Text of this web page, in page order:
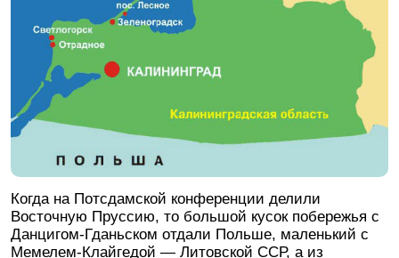
Когда на Потсдамской конференции делили
Восточную Пруссию, то большой кусок побережья с
Данцигом-Гданьском отдали Польше, маленький с
Мемелем-Клайгедой — Литовской ССР, а из